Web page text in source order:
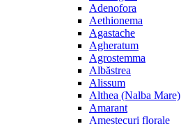
Adenofora
Aethionema
Agastache
Agheratum
Agrostemma
Albăstrea
Alissum
Althea (Nalba Mare)
Amarant
Amestecuri florale